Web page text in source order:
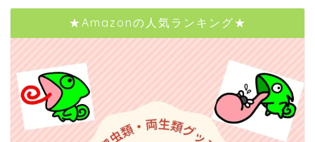
★Amazonの人気ランキング★